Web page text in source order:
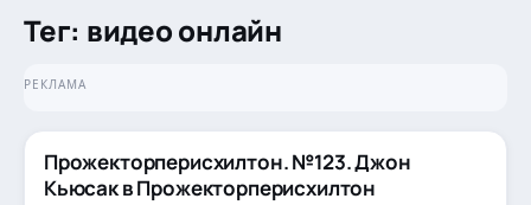
Тег: видео онлайн
РЕКЛАМА
,СМЕШНОЕ ВИДЕО
Прожекторперисхилтон. №123. Джон
Кьюсак в Прожекторперисхилтон